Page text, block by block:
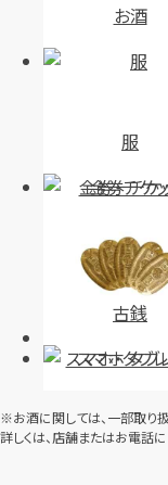
お酒
服
金券・チケ
古銭
スマホ・タブ
※お酒に関しては、一部取り
詳しくは、店舗またはお電話に